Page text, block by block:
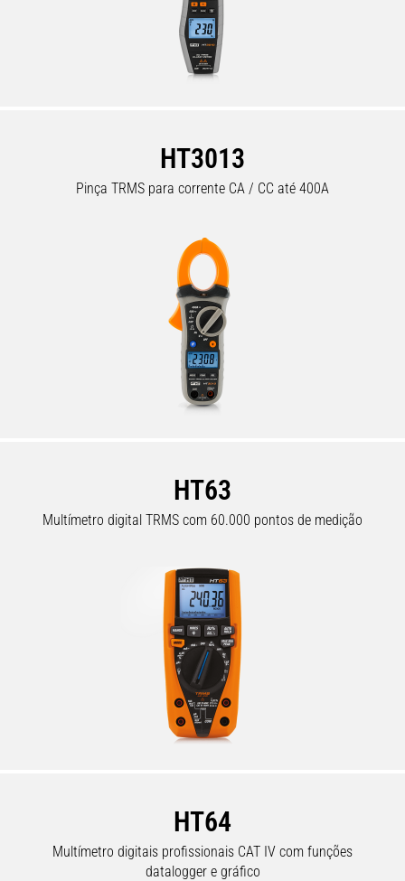
HT3013
Pinça TRMS para corrente CA / CC até 400A
HT63
Multímetro digital TRMS com 60.000 pontos de medição
HT64
Multímetro digitais profissionais CAT IV com funções
datalogger e gráfico